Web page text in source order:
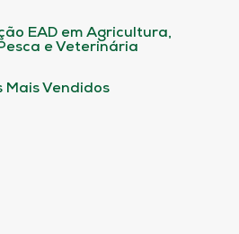
EAD em Agricultura,
e Veterinária
Mais Vendidos